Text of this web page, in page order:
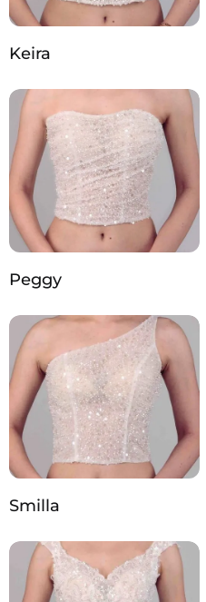
Keira
Peggy
Smilla